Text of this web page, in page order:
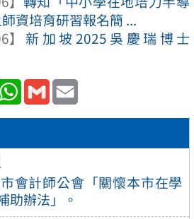
會計師公會「關懷本市在學
助辦法」。
資培育研習報名簡 ...
新加坡2025吳慶瑞博士
WhatsApp
Gmail